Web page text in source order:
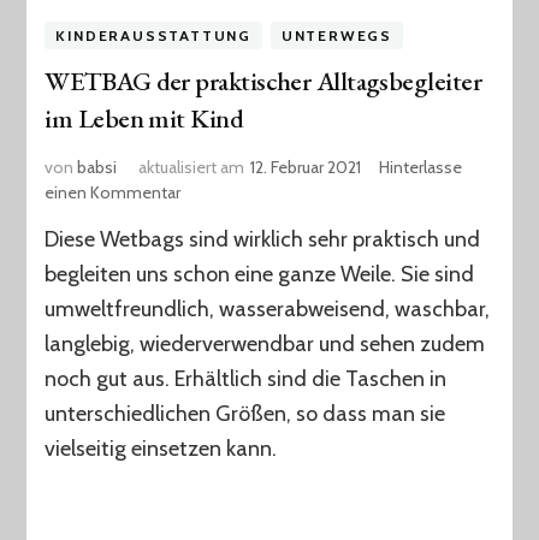
KINDERAUSSTATTUNG UNTERWEGS
WETBAG der praktischer Alltagsbegleiter
im Leben mit Kind
vonbabsi aktualisiert am 12. Februar 2021
Hinterlasse
einen Kommentarzu
der
praktischer
Alltagsbegleiter
im
Leben
mit
Kind
Diese Wetbags sind wirklich sehr praktisch und
begleiten uns schon eine ganze Weile. Sie sind
umweltfreundlich, wasserabweisend, waschbar,
langlebig, wiederverwendbar und sehen zudem
noch gut aus. Erhältlich sind die Taschen in
unterschiedlichen Größen, so dass man sie
vielseitig einsetzen kann.